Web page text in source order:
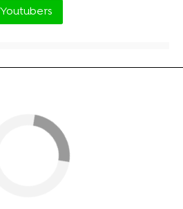
Youtubers